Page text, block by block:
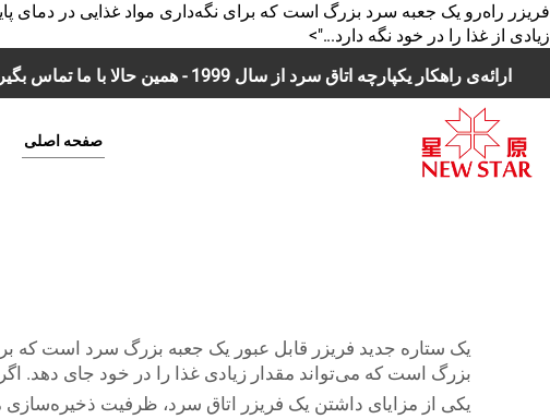
فریزر راه‌رو یک جعبه سرد بزرگ است که برای نگه‌داری مواد غذایی در دمای
زیادی از غذا را در خود نگه دارد...">
ارائه‌ی راهکار یکپارچه اتاق سرد از سال 1999 - همین حالا با ما تماس بگیرید:
صفحه اصلی
یک ستاره جدید فریزر قابل عبور یک جعبه بزرگ سرد است که
بزرگ است که می‌تواند مقدار زیادی غذا را در خود جای دهد. اگر
یکی از مزایای داشتن یک فریزر اتاق سرد، ظرفیت ذخیره‌سازی